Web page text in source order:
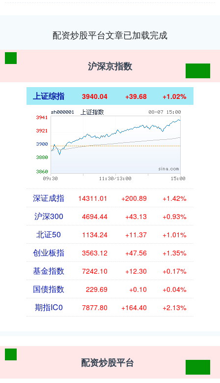
配资炒股平台文章已加载完成
沪深京指数
上证综指 3940.04 +39.68 +1.02%
深证成指 14311.01 +200.89 +1.42%
沪深300 4694.44 +43.13 +0.93%
北证50 1134.24 +11.37 +1.01%
创业板指 3563.12 +47.56 +1.35%
基金指数 7242.10 +12.30 +0.17%
国债指数 229.69 +0.10 +0.04%
期指IC0 7877.80 +164.40 +2.13%
配资炒股平台